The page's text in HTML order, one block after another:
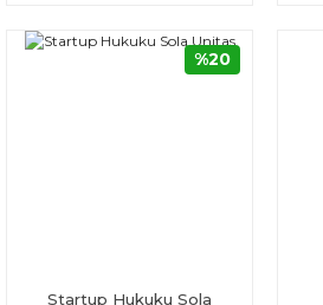
Startup Hukuku Sola
%20